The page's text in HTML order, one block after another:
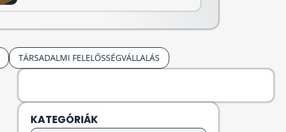
TÁRSADALMI FELELŐSSÉGVÁLLALÁS
KATEGÓRIÁK